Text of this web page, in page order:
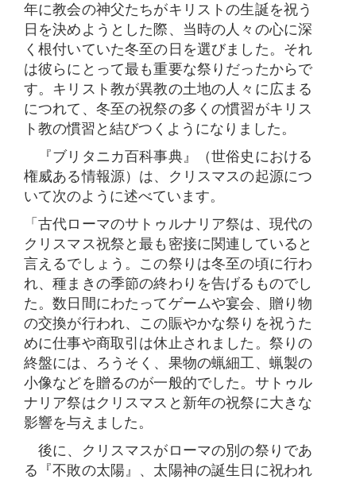
年に教会の神父たちがキリストの生誕を祝う
日を決めようとした際、当時の人々の心に深
く根付いていた冬至の日を選びました。それ
は彼らにとって最も重要な祭りだったからで
す。キリスト教が異教の土地の人々に広まる
につれて、冬至の祝祭の多くの慣習がキリス
ト教の慣習と結びつくようになりました。
『ブリタニカ百科事典』（世俗史における
権威ある情報源）は、クリスマスの起源につ
いて次のように述べています。
「古代ローマのサトゥルナリア祭は、現代の
クリスマス祝祭と最も密接に関連していると
言えるでしょう。この祭りは冬至の頃に行わ
れ、種まきの季節の終わりを告げるものでし
た。数日間にわたってゲームや宴会、贈り物
の交換が行われ、この賑やかな祭りを祝うた
めに仕事や商取引は休止されました。祭りの
終盤には、ろうそく、果物の蝋細工、蝋製の
小像などを贈るのが一般的でした。サトゥル
ナリア祭はクリスマスと新年の祝祭に大きな
影響を与えました。
後に、クリスマスがローマの別の祭りであ
る『不敗の太陽』、太陽神の誕生日に祝われ